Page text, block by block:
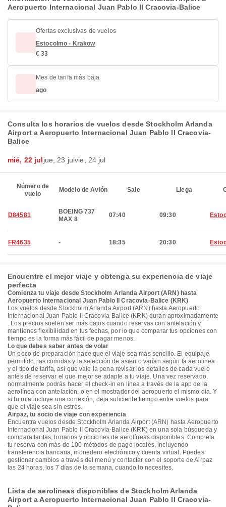
Aeropuerto Internacional Juan Pablo II Cracovia-Balice
Ofertas exclusivas de vuelos
Estocolmo - Krakow
€ 33
Mes de tarifa más baja
ago
Consulta los horarios de vuelos desde Stockholm Arlanda
Airport a Aeropuerto Internacional Juan Pablo II Cracovia-
Balice
mié, 22 juljue, 23 julvie, 24 jul
Número de
vuelo
Modelo de Avión Sale Llega
D84581
BOEING 737
MAX 8
07:40 09:30
FR4635 - 18:35 20:30
Encuentre el mejor viaje y obtenga su experiencia de viaje
perfecta
Comienza tu viaje desde Stockholm Arlanda Airport (ARN) hasta
Aeropuerto Internacional Juan Pablo II Cracovia-Balice (KRK)
Los vuelos desde Stockholm Arlanda Airport (ARN) hasta Aeropuerto
Internacional Juan Pablo II Cracovia-Balice (KRK) duran aproximadamente
. Los precios suelen ser más bajos cuando reservas con antelación y
mantienes flexibilidad en tus fechas, por lo que comparar tus opciones con
tiempo es la forma más fácil de pagar menos.
Lo que debes saber antes de volar
Un poco de preparación hace que el viaje sea más sencillo. El equipaje
permitido, las comidas y la selección de asiento varían según la aerolínea
y el tipo de tarifa, así que vale la pena revisar los detalles de cada vuelo
antes de reservar el que mejor se adapte a tu viaje. Una vez reservado,
normalmente podrás hacer el check-in en línea a través de la app de la
aerolínea con antelación, o en el mostrador del aeropuerto el mismo día. Y
si tu ruta incluye una conexión, deja suficiente tiempo entre vuelos para
que el viaje sea sin estrés.
Airpaz, tu socio de viaje con experiencia
Encuentra vuelos desde Stockholm Arlanda Airport (ARN) hasta Aeropuerto
Internacional Juan Pablo II Cracovia-Balice (KRK) en una sola búsqueda y
compara tarifas, horarios y opciones de aerolíneas disponibles. Completa
tu reserva con más de 100 métodos de pago locales, incluyendo
transferencia bancaria, monedero electrónico y cuenta virtual. Puedes
gestionar cambios a través del menú y contactar con el soporte de Airpaz
las 24 horas, los 7 días de la semana, cuando lo necesites.
Lista de aerolíneas disponibles de Stockholm Arlanda
Airport a Aeropuerto Internacional Juan Pablo II Cracovia-